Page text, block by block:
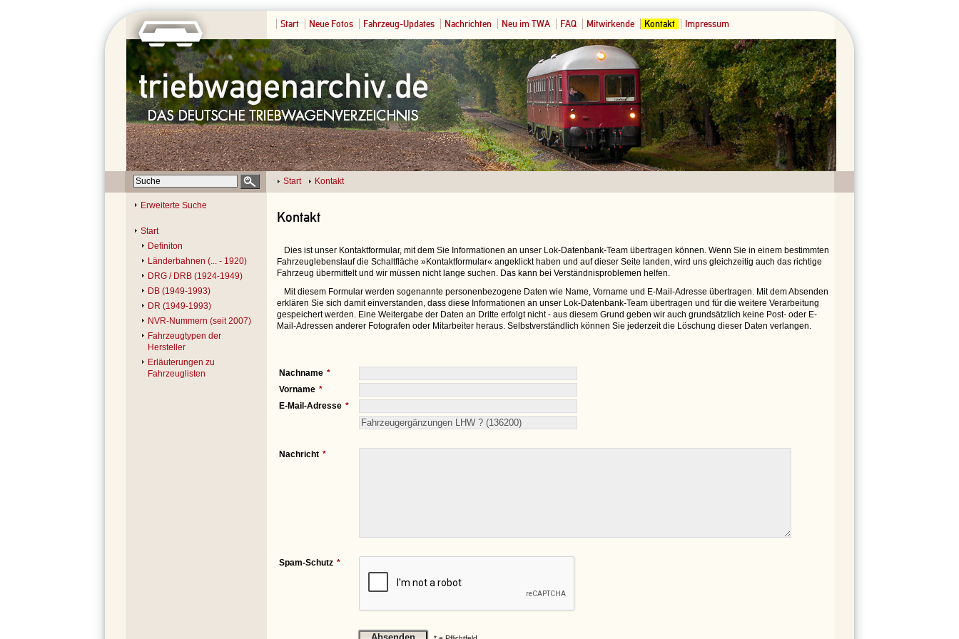
Start Neue Fotos Fahrzeug-Updates Nachrichten Neu im TWA FAQ Mitwirkende Kontakt Impressum
Start Kontakt
Erweiterte Suche
Start
Definiton
Länderbahnen (... - 1920)
DRG / DRB (1924-1949)
DB (1949-1993)
DR (1949-1993)
NVR-Nummern (seit 2007)
Fahrzeugtypen der
Hersteller
Erläuterungen zu
Fahrzeuglisten
Kontakt
Dies ist unser Kontaktformular, mit dem Sie Informationen an unser Lok-Datenbank-Team übertragen können. Wenn Sie in einem bestimmten
Fahrzeuglebenslauf die Schaltfläche »Kontaktformular« angeklickt haben und auf dieser Seite landen, wird uns gleichzeitig auch das richtige
Fahrzeug übermittelt und wir müssen nicht lange suchen. Das kann bei Verständnisproblemen helfen.
Mit diesem Formular werden sogenannte personenbezogene Daten wie Name, Vorname und E-Mail-Adresse übertragen. Mit dem Absenden
erklären Sie sich damit einverstanden, dass diese Informationen an unser Lok-Datenbank-Team übertragen und für die weitere Verarbeitung
gespeichert werden. Eine Weitergabe der Daten an Dritte erfolgt nicht - aus diesem Grund geben wir auch grundsätzlich keine Post- oder E-
Mail-Adressen anderer Fotografen oder Mitarbeiter heraus. Selbstverständlich können Sie jederzeit die Löschung dieser Daten verlangen.
Nachname
Vorname
E-Mail-Adresse
Nachricht
Spam-Schutz